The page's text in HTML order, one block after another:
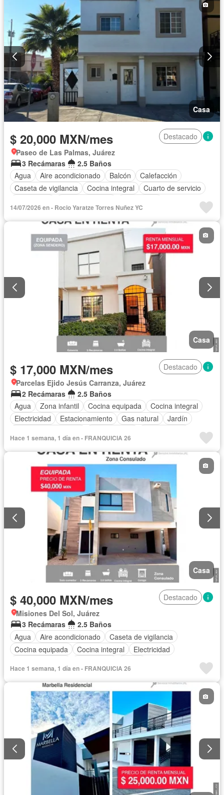
Casa
$ 20,000 MXN/mes
Destacado
Paseo de Las Palmas, Juárez
3 Recámaras
2.5 Baños
Agua
Aire acondicionado Balcón
Calefacción
Caseta de vigilancia
Cocina integral
Cuarto de servicio
Recámara con closet
Seguridad
Zonas verdes
Permite mascotas
Permite niños
Solo familias
Sin amueblar
14/07/2026 en - Rocio Yaratze Torres Nuñez YC
Casa
$ 17,000 MXN/mes
Destacado
Parcelas Ejido Jesús Carranza, Juárez
2 Recámaras
2.5 Baños
Agua
Zona infantil Cocina equipada
Cocina integral
Electricidad
Estacionamiento Gas natural
Jardín
Hace 1 semana, 1 día en - FRANQUICIA 26
Casa
$ 40,000 MXN/mes
Destacado
Misiones Del Sol, Juárez
3 Recámaras
2.5 Baños
Agua
Aire acondicionado
Caseta de vigilancia
Cocina equipada
Cocina integral
Electricidad
Recámara con closet
Parcialmente amueblado
Hace 1 semana, 1 día en - FRANQUICIA 26